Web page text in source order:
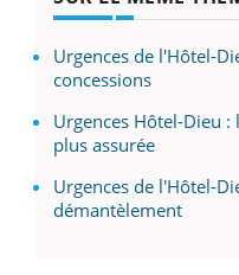
Urgences de l'Hôtel-
concessions
Urgences Hôtel-Dieu
plus assurée
Urgences de l'Hôtel-
démantèlement